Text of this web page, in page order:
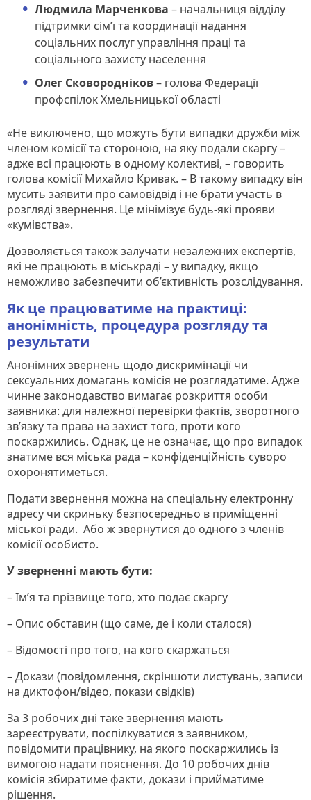
Людмила Марченкова – начальниця відділу
підтримки сім’ї та координації надання
соціальних послуг управління праці та
соціального захисту населення
Олег Сковородніков– голова Федерації
профспілок Хмельницької області
«Не виключено, що можуть бути випадки дружби між
членом комісії та стороною, на яку подали скаргу –
адже всі працюють в одному колективі, – говорить
голова комісії Михайло Кривак. – В такому випадку він
мусить заявити про самовідвід і не брати участь в
розгляді звернення. Це мінімізує будь-які прояви
«кумівства».
Дозволяється також залучати незалежних експертів,
які не працюють в міськраді – у випадку, якщо
неможливо забезпечити об’єктивність розслідування.
Як це працюватиме на практиці:
анонімність, процедура розгляду та
результати
Анонімних звернень щодо дискримінації чи
сексуальних домагань комісія не розглядатиме. Адже
чинне законодавство вимагає розкриття особи
заявника: для належної перевірки фактів, зворотного
зв’язку та права на захист того, проти кого
поскаржились. Однак, це не означає, що про випадок
знатиме вся міська рада – конфіденційність суворо
охоронятиметься.
Подати звернення можна на спеціальну електронну
адресу чи скриньку безпосередньо в приміщенні
міської ради. Або ж звернутися до одного з членів
комісії особисто.
У зверненні мають бути:
– Ім’я та прізвище того, хто подає скаргу
– Опис обставин (що саме, де і коли сталося)
– Відомості про того, на кого скаржаться
– Докази (повідомлення, скріншоти листувань, записи
на диктофон/відео, покази свідків)
За 3 робочих дні таке звернення мають
зареєструвати, поспілкуватися з заявником,
повідомити працівнику, на якого поскаржились із
вимогою надати пояснення. До 10 робочих днів
комісія збиратиме факти, докази і прийматиме
рішення.